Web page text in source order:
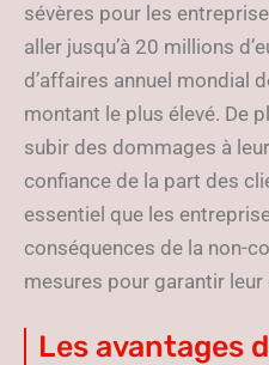
sévères pour les
aller jusqu’à 20 millions
d’affaires annuel mondial
montant le plus élevé. De
subir des dommages à
confiance de la part des
essentiel que les
conséquences de la non-
mesures pour garantir leur
Les avantages